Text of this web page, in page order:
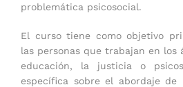
problemática psicosocial.
El curso tiene como objetivo
las personas que trabajan en los
educación, la justicia o
específica sobre el abordaje de